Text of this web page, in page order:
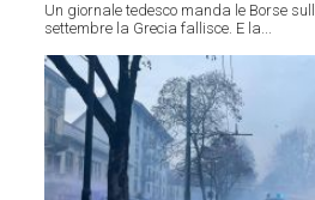
Un giornale tedesco manda le Borse
settembre la Grecia fallisce. E la...